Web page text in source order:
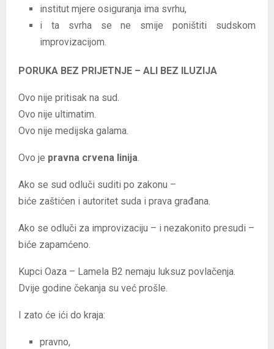
institut mjere osiguranja ima svrhu,
i ta svrha se ne smije poništiti sudskom
improvizacijom.
PORUKA BEZ PRIJETNJE – ALI BEZ ILUZIJA
Ovo nije pritisak na sud.
Ovo nije ultimatim.
Ovo nije medijska galama.
Ovo je pravna crvena linija
Ako se sud odluči suditi po zakonu –
biće zaštićen i autoritet suda i prava građana.
Ako se odluči za improvizaciju – i nezakonito presudi –
biće zapamćeno.
Kupci Oaza – Lamela B2 nemaju luksuz povlačenja.
Dvije godine čekanja su već prošle.
I zato će ići do kraja:
pravno,